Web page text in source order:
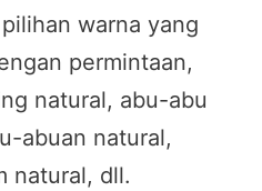
warna yang
permintaan,
natural, abu-abu
abuan natural,
natural, dll.